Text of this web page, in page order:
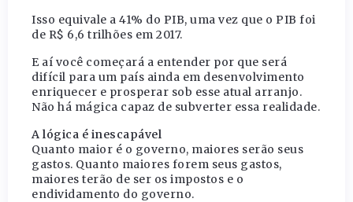
Isso equivale a 41% do PIB, uma vez que o PIB foi
de R$ 6,6 trilhões em 2017.
E aí você começará a entender por que será
difícil para um país ainda em desenvolvimento
enriquecer e prosperar sob esse atual arranjo.
Não há mágica capaz de subverter essa realidade.
A lógica é inescapável
Quanto maior é o governo, maiores serão seus
gastos. Quanto maiores forem seus gastos,
maiores terão de ser os impostos e o
endividamento do governo.